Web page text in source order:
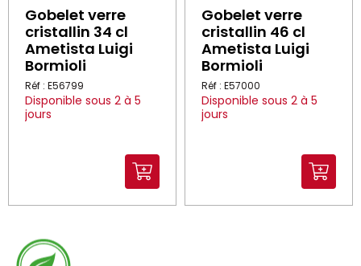
Gobelet verre
cristallin 34 cl
Ametista Luigi
Bormioli
Réf : E56799
Disponible sous 2 à 5
jours
Gobelet verre
cristallin 46 cl
Ametista Luigi
Bormioli
Réf : E57000
Disponible sous 2 à 5
jours